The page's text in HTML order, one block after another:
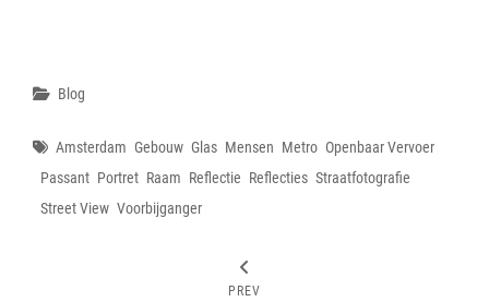
Categories
Blog
Tags
Amsterdam Gebouw Glas Mensen Metro Openbaar Vervoer
Passant Portret Raam Reflectie Reflecties Straatfotografie
Street View Voorbijganger
PREV